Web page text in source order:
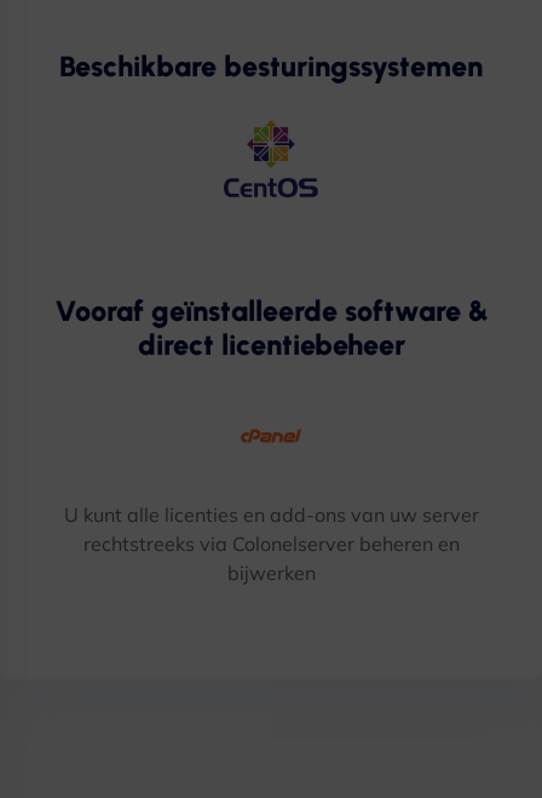
Beschikbare besturingssystemen
Vooraf geïnstalleerde software &
direct licentiebeheer
U kunt alle licenties en add-ons van uw server
rechtstreeks via Colonelserver beheren en
bijwerken